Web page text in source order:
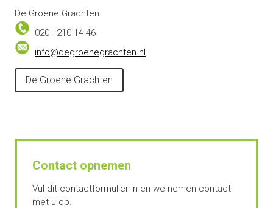
De Groene Grachten
020 - 210 14 46
info@degroenegrachten.nl
De Groene Grachten
Contact opnemen
Vul dit contactformulier in en we nemen contact
met u op.